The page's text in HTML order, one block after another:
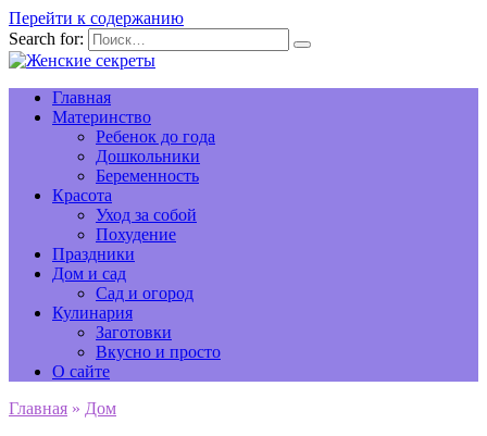
Перейти к содержанию
Search for:
Главная
Материнство
Ребенок до года
Дошкольники
Беременность
Красота
Уход за собой
Похудение
Праздники
Дом и сад
Сад и огород
Кулинария
Заготовки
Вкусно и просто
О сайте
Главная » Дом